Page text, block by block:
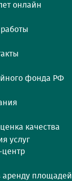
онлайн
фонда РФ
качества
услуг
центр
аренду площадей